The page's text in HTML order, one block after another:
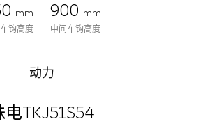
mm
钩高度
900 mm
中间车钩高度
动力
电TKJ51S54